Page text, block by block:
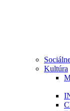
Kultúra